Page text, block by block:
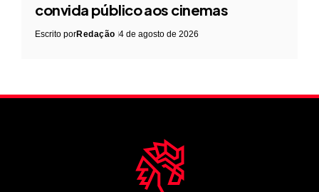
convida público aos cinemas
Escrito porRedação 4 de agosto de 2026